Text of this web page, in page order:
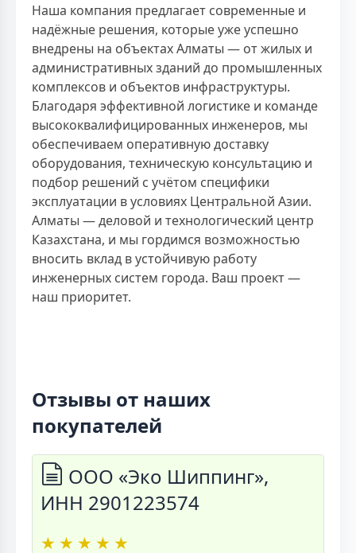
Наша компания предлагает современные и
надёжные решения, которые уже успешно
внедрены на объектах Алматы — от жилых и
административных зданий до промышленных
комплексов и объектов инфраструктуры.
Благодаря эффективной логистике и команде
высококвалифицированных инженеров, мы
обеспечиваем оперативную доставку
оборудования, техническую консультацию и
подбор решений с учётом специфики
эксплуатации в условиях Центральной Азии.
Алматы — деловой и технологический центр
Казахстана, и мы гордимся возможностью
вносить вклад в устойчивую работу
инженерных систем города. Ваш проект —
наш приоритет.
Отзывы от наших
покупателей
ООО «Эко Шиппинг»,
ИНН 2901223574
★ ★ ★ ★ ★